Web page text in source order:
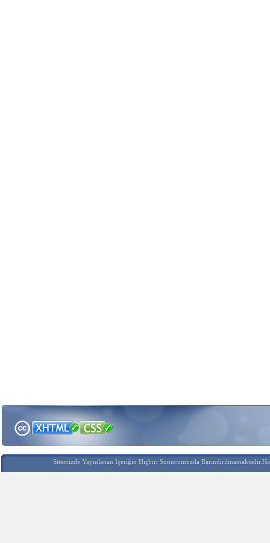
Sitemizde Yayınlanan İçeriğin Hiçbiri Sunucumuzda